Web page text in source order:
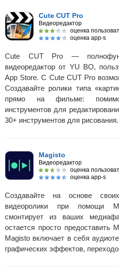
Cute CUT Pro
Видеоредактор
оценка
оценка app-s
Cute CUT Pro —
видеоредактор от YU BO,
App Store. С Cute CUT Pro
Создавайте ролики типа
прямо на фильме: помимо
инструментов для
30+ инструментов для рисования.
Magisto
Видеоредактор
оценка
оценка app-s
Создавайте на основе
видеоролики при помощи
смонтирует из ваших
остается просто предоставить
Magisto включает в себя
графических эффектов,